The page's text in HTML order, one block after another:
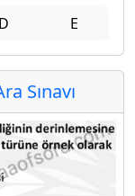
D E
Sınavı